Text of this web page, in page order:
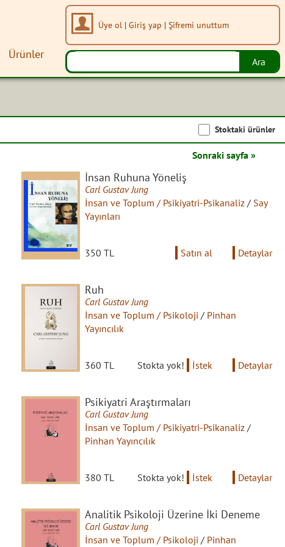
Ürünler
Üye ol | Giriş yap | Şifremi unuttum
Stoktaki ürünler
Sonraki sayfa »
İnsan Ruhuna Yöneliş
Carl Gustav Jung
İnsan ve Toplum / Psikiyatri-Psikanaliz / Say
Yayınları
350 TL Satın al Detaylar
Ruh
Carl Gustav Jung
İnsan ve Toplum / Psikoloji / Pinhan
Yayıncılık
360 TL Stokta yok! İstek Detaylar
Psikiyatri Araştırmaları
Carl Gustav Jung
İnsan ve Toplum / Psikiyatri-Psikanaliz /
Pinhan Yayıncılık
380 TL Stokta yok! İstek Detaylar
Analitik Psikoloji Üzerine İki Deneme
Carl Gustav Jung
İnsan ve Toplum / Psikoloji / Pinhan